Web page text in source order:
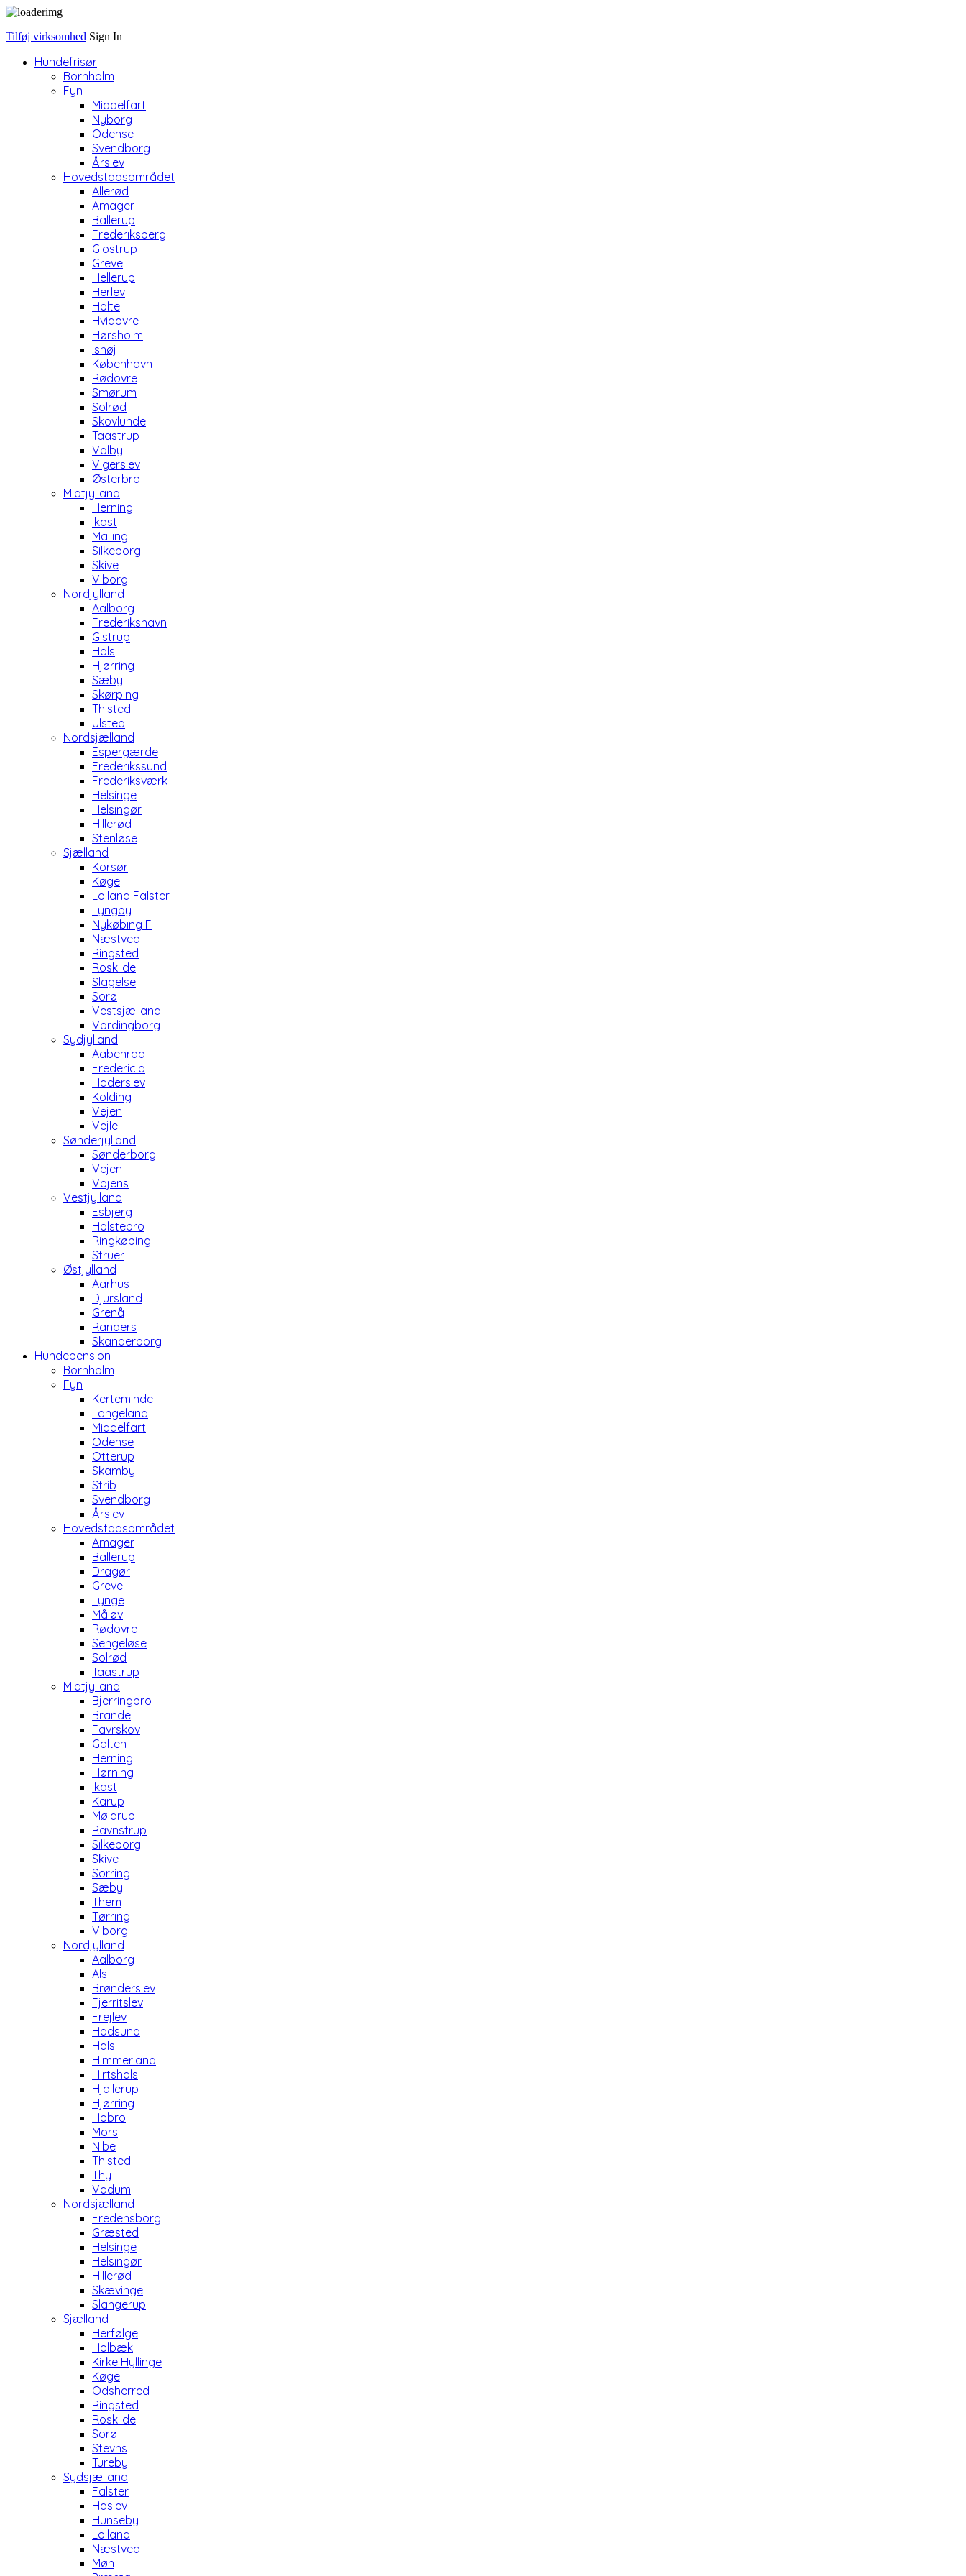
Tilføj virksomhed Sign In
Hundefrisør
Bornholm
Fyn
Middelfart
Nyborg
Odense
Svendborg
Årslev
Hovedstadsområdet
Allerød
Amager
Ballerup
Frederiksberg
Glostrup
Greve
Hellerup
Herlev
Holte
Hvidovre
Hørsholm
Ishøj
København
Rødovre
Smørum
Solrød
Skovlunde
Taastrup
Valby
Vigerslev
Østerbro
Midtjylland
Herning
Ikast
Malling
Silkeborg
Skive
Viborg
Nordjylland
Aalborg
Frederikshavn
Gistrup
Hals
Hjørring
Sæby
Skørping
Thisted
Ulsted
Nordsjælland
Espergærde
Frederikssund
Frederiksværk
Helsinge
Helsingør
Hillerød
Stenløse
Sjælland
Korsør
Køge
Lolland Falster
Lyngby
Nykøbing F
Næstved
Ringsted
Roskilde
Slagelse
Sorø
Vestsjælland
Vordingborg
Sydjylland
Aabenraa
Fredericia
Haderslev
Kolding
Vejen
Vejle
Sønderjylland
Sønderborg
Vejen
Vojens
Vestjylland
Esbjerg
Holstebro
Ringkøbing
Struer
Østjylland
Aarhus
Djursland
Grenå
Randers
Skanderborg
Hundepension
Bornholm
Fyn
Kerteminde
Langeland
Middelfart
Odense
Otterup
Skamby
Strib
Svendborg
Årslev
Hovedstadsområdet
Amager
Ballerup
Dragør
Greve
Lynge
Måløv
Rødovre
Sengeløse
Solrød
Taastrup
Midtjylland
Bjerringbro
Brande
Favrskov
Galten
Herning
Hørning
Ikast
Karup
Møldrup
Ravnstrup
Silkeborg
Skive
Sorring
Sæby
Them
Tørring
Viborg
Nordjylland
Aalborg
Als
Brønderslev
Fjerritslev
Frejlev
Hadsund
Hals
Himmerland
Hirtshals
Hjallerup
Hjørring
Hobro
Mors
Nibe
Thisted
Thy
Vadum
Nordsjælland
Fredensborg
Græsted
Helsinge
Helsingør
Hillerød
Skævinge
Slangerup
Sjælland
Herfølge
Holbæk
Kirke Hyllinge
Køge
Odsherred
Ringsted
Roskilde
Sorø
Stevns
Tureby
Sydsjælland
Falster
Haslev
Hunseby
Lolland
Næstved
Møn